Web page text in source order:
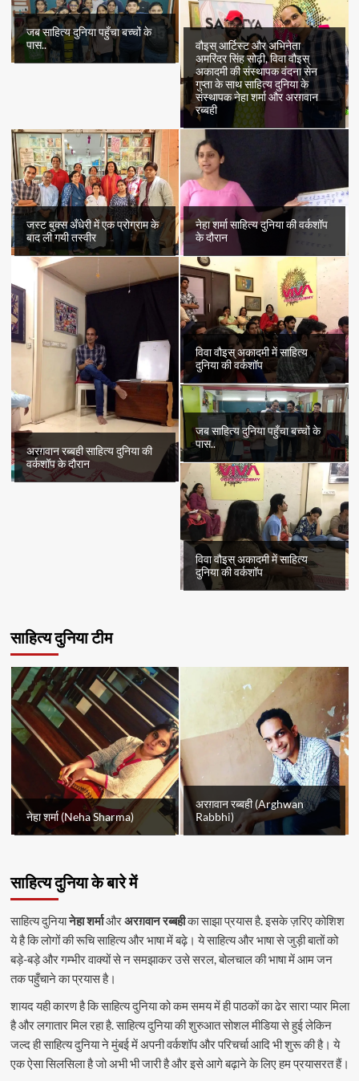
जब साहित्य दुनिया पहुँचा बच्चों के
पास..
वौइस् आर्टिस्ट और अभिनेता
अमरिंदर सिंह सोढ़ी, विवा वौइस्
अकादमी की संस्थापक वंदना सेन
गुप्ता के साथ साहित्य दुनिया के
संस्थापक नेहा शर्मा और अरग़वान
रब्बही
जस्ट बुक्स अँधेरी में एक प्रोग्राम के
बाद ली गयी तस्वीर
नेहा शर्मा साहित्य दुनिया की वर्कशॉप
के दौरान
अरग़वान रब्बही साहित्य दुनिया की
वर्कशॉप के दौरान
विवा वौइस् अकादमी में साहित्य
दुनिया की वर्कशॉप
जब साहित्य दुनिया पहुँचा बच्चों के
पास..
विवा वौइस् अकादमी में साहित्य
दुनिया की वर्कशॉप
साहित्य दुनिया टीम
नेहा शर्मा (Neha Sharma)
अरग़वान रब्बही (Arghwan
Rabbhi)
साहित्य दुनिया के बारे में
साहित्य दुनियानेहा शर्माऔरअरग़वान रब्बहीका साझा प्रयास है. इसके ज़रिए कोशिश
ये है कि लोगों की रूचि साहित्य और भाषा में बढ़े। ये साहित्य और भाषा से जुड़ी बातों को
बड़े-बड़े और गम्भीर वाक्यों से न समझाकर उसे सरल, बोलचाल की भाषा में आम जन
तक पहुँचाने का प्रयास है।
शायद यही कारण है कि साहित्य दुनिया को कम समय में ही पाठकों का ढेर सारा प्यार मिला
है और लगातार मिल रहा है. साहित्य दुनिया की शुरुआत सोशल मीडिया से हुई लेकिन
जल्द ही साहित्य दुनिया ने मुंबई में अपनी वर्कशॉप और परिचर्चा आदि भी शुरू की है। ये
एक ऐसा सिलसिला है जो अभी भी जारी है और इसे आगे बढ़ाने के लिए हम प्रयासरत हैं।